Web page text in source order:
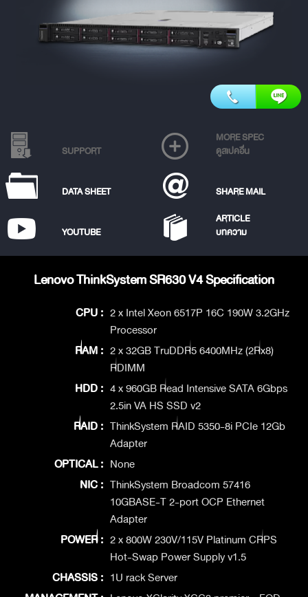
SUPPORT
MORE SPEC
ดูสเปคอื่น
DATA SHEET SHARE MAIL
YOUTUBE
ARTICLE
บทความ
Lenovo ThinkSystem SR630 V4 Specification
CPU : 2 x Intel Xeon 6517P 16C 190W 3.2GHz
Processor
RAM : 2 x 32GB TruDDR5 6400MHz (2Rx8)
RDIMM
HDD : 4 x 960GB Read Intensive SATA 6Gbps
2.5in VA HS SSD v2
RAID : ThinkSystem RAID 5350-8i PCIe 12Gb
Adapter
OPTICAL : None
NIC : ThinkSystem Broadcom 57416
10GBASE-T 2-port OCP Ethernet
Adapter
POWER : 2 x 800W 230V/115V Platinum CRPS
Hot-Swap Power Supply v1.5
CHASSIS : 1U rack Server